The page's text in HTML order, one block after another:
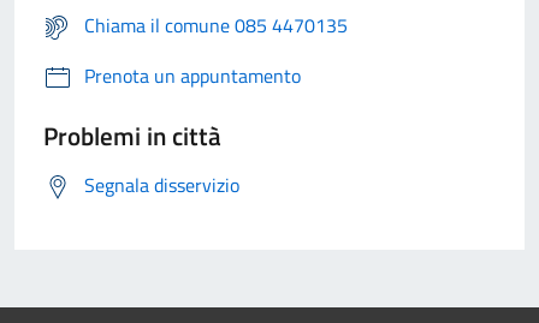
Chiama il comune 085 4470135
Prenota un appuntamento
Problemi in città
Segnala disservizio